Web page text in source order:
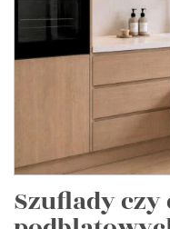
Szuflady